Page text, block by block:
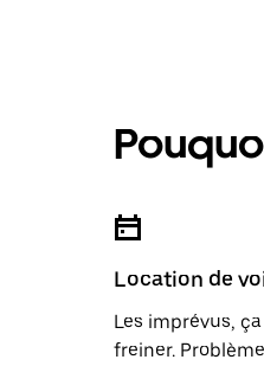
Location de
Les imprévus,
freiner.